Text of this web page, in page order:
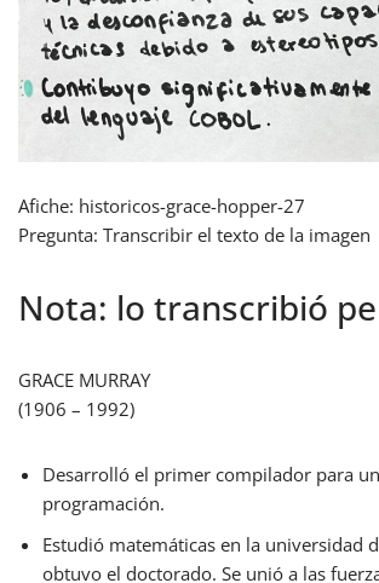
Afiche: historicos-grace-hopper-27
Pregunta: Transcribir el texto de la imagen
Nota: lo transcribió
GRACE MURRAY
(1906 – 1992)
Desarrolló el primer compilador para
programación.
Estudió matemáticas en la universidad
obtuvo el doctorado. Se unió a las